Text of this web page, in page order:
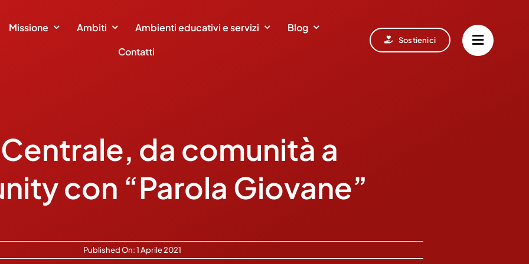
Missione Ambiti Ambienti educativi e servizi
Blog
Contatti
Sostienici
da comunità a
con “Parola Giovane”
Published On: 1 Aprile 2021